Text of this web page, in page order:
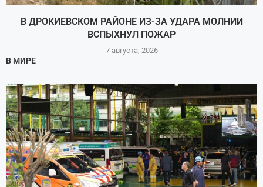
В ДРОКИЕВСКОМ РАЙОНЕ ИЗ-ЗА УДАРА МОЛНИИ
ВСПЫХНУЛ ПОЖАР
7 августа, 2026
В МИРЕ